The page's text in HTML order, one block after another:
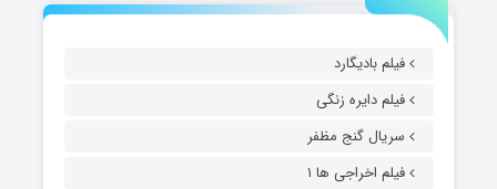
فیلم بادیگارد
فیلم دایره زنگی
سریال گنج مظفر
فیلم اخراجی ها ۱